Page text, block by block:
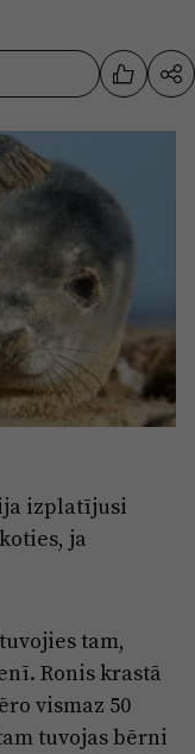
atbalsta fonds
nav vecuma
izplatījusi
ja
tam,
Ronis krastā
vismaz 50
tuvojas bērni